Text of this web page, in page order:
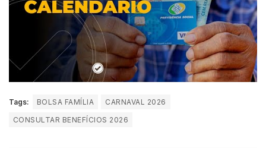
Tags: BOLSA FAMÍLIA
CARNAVAL 2026
CONSULTAR BENEFÍCIOS 2026